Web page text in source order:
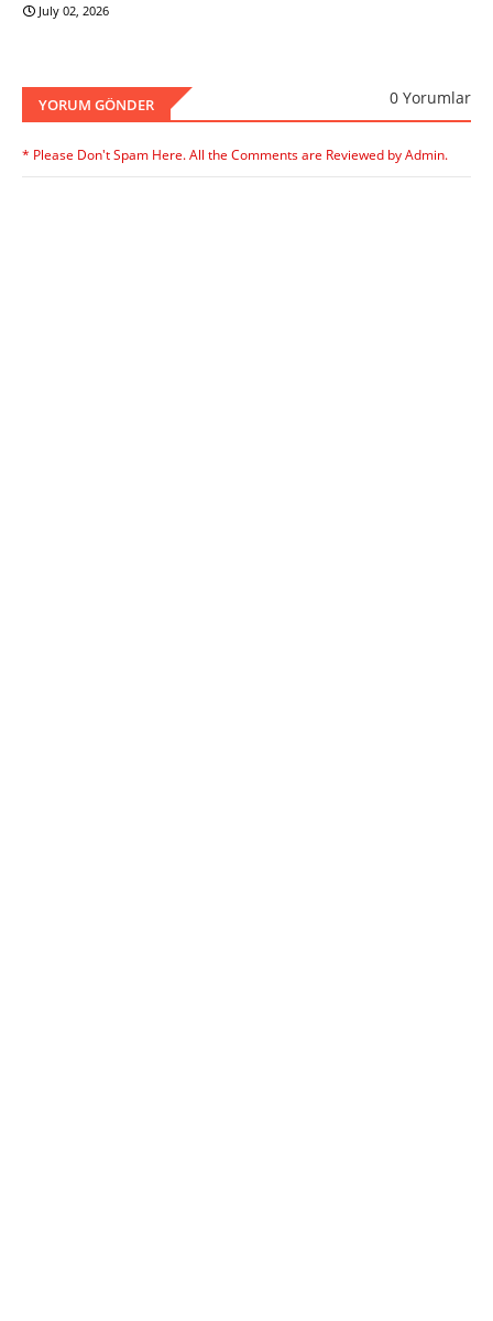
July 02, 2026
YORUM GÖNDER 0 Yorumlar
* Please Don't Spam Here. All the Comments are Reviewed by Admin.